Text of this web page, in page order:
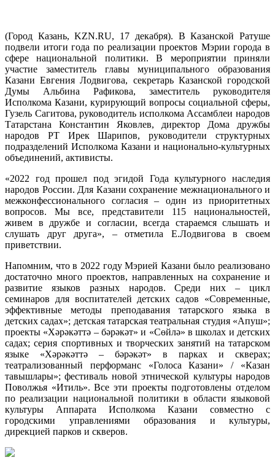
итоги
года
по
Мэрии
города
в
сфере
(Город Казань, KZN.RU, 17 декабря). В Казанской Ратуше
подвели итоги года по реализации проектов Мэрии города в
сфере национальной политики. В мероприятии приняли
участие заместитель главы муниципального образования
Казани Евгения Лодвигова, секретарь Казанской городской
Думы Альбина Рафикова, заместитель руководителя
Исполкома Казани, курирующий вопросы социальной сферы,
Гузель Сагитова, руководитель исполкома Ассамблеи народов
Татарстана Константин Яковлев, директор Дома дружбы
народов РТ Ирек Шарипов, руководители структурных
подразделений Исполкома Казани и национально-культурных
объединений, активисты.
«2022 год прошел под эгидой Года культурного наследия
народов России. Для Казани сохранение межнационального и
межконфессионального согласия – один из приоритетных
вопросов. Мы все, представители 115 национальностей,
живем в дружбе и согласии, всегда стараемся слышать и
слушать друг друга», – отметила Е.Лодвигова в своем
приветствии.
Напомним, что в 2022 году Мэрией Казани было реализовано
достаточно много проектов, направленных на сохранение и
развитие языков разных народов. Среди них – цикл
семинаров для воспитателей детских садов «Современные,
эффективные методы преподавания татарского языка в
детских садах»; детская татарская театральная студия «Апуш»;
проекты «Хәрәкәттә – бәрәкәт» и «Сөйлә» в школах и детских
садах; серия спортивных и творческих занятий на татарском
языке «Хәрәкәттә – бәрәкәт» в парках и скверах;
театрализованный перформанс «Голоса Казани» / «Казан
тавышлары»; фестиваль новой этнической культуры народов
Поволжья «Итиль». Все эти проекты подготовлены отделом
по реализации национальной политики в области языковой
культуры Аппарата Исполкома Казани совместно с
городскими управлениями образования и культуры,
дирекцией парков и скверов.